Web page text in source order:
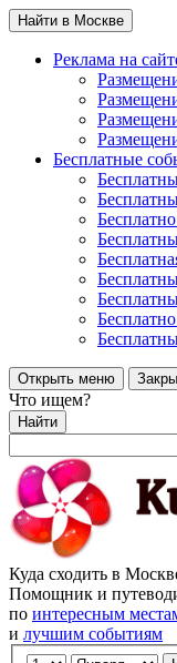
Найти в Москве
Реклама на
Бесплатные
Открыть меню
Что ищем?
Найти
Куда сходить в
Помощник и
по интересным
и лучшим событиям